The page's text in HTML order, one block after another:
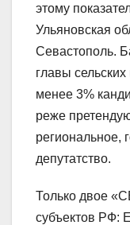
этому
Ульяновская
Севастополь.
главы
менее 3%
реже
региональное,
депутатство.
Только двое
субъектов РФ: